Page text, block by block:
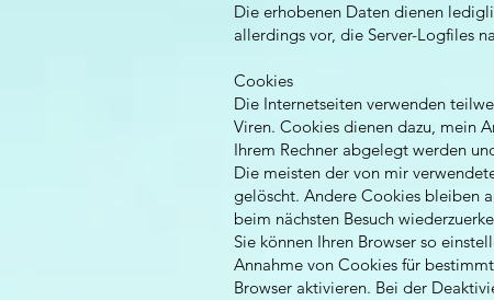
Die erhobenen Daten dienen
allerdings vor, die Server-Logfiles
Cookies
Die Internetseiten verwenden
Viren. Cookies dienen dazu, mein
Ihrem Rechner abgelegt werden
Die meisten der von mir
gelöscht. Andere Cookies bleiben
beim nächsten Besuch
Sie können Ihren Browser so
Annahme von Cookies für
Browser aktivieren. Bei der